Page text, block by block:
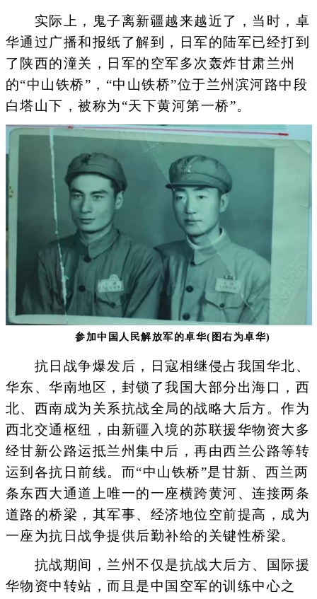
实际上，鬼子离新疆越来越近了，当时，卓
华通过广播和报纸了解到，日军的陆军已经打到
了陕西的潼关，日军的空军多次轰炸甘肃兰州
的“中山铁桥”，“中山铁桥”位于兰州滨河路中段
白塔山下，被称为“天下黄河第一桥”。
参加中国人民解放军的卓华(图右为卓华)
抗日战争爆发后，日寇相继侵占我国华北、
华东、华南地区，封锁了我国大部分出海口，西
北、西南成为关系抗战全局的战略大后方。作为
西北交通枢纽，由新疆入境的苏联援华物资大多
经甘新公路运抵兰州集中后，再由西兰公路等转
运到各抗日前线。而“中山铁桥”是甘新、西兰两
条东西大通道上唯一的一座横跨黄河、连接两条
道路的桥梁，其军事、经济地位空前提高，成为
一座为抗日战争提供后勤补给的关键性桥梁。
抗战期间，兰州不仅是抗战大后方、国际援
华物资中转站，而且是中国空军的训练中心之